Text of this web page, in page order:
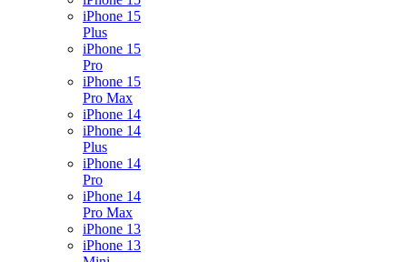
iPhone 15
Plus
iPhone 15
Pro
iPhone 15
Pro Max
iPhone 14
iPhone 14
Plus
iPhone 14
Pro
iPhone 14
Pro Max
iPhone 13
iPhone 13